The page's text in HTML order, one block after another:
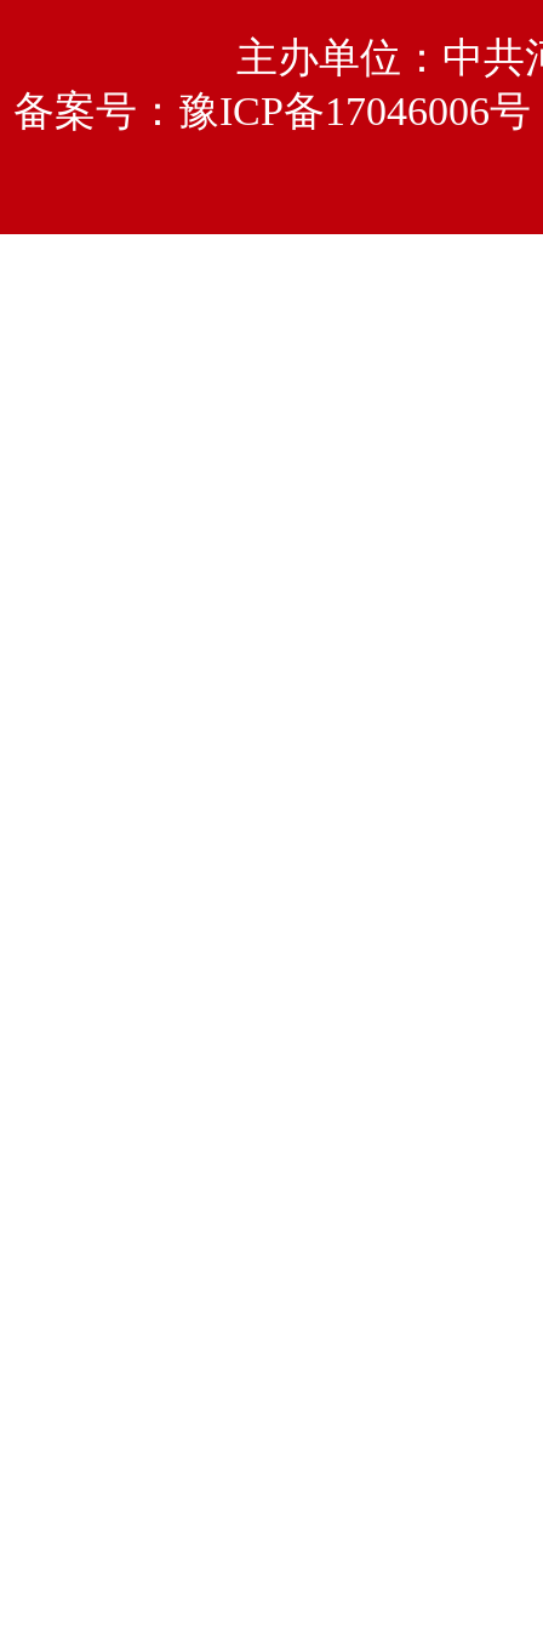
主办单位：中
备案号： 豫ICP备17046006号